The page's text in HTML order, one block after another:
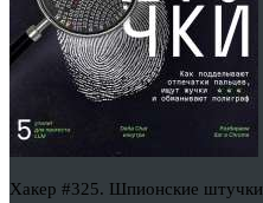
Хакер #325. Шпионские штучки